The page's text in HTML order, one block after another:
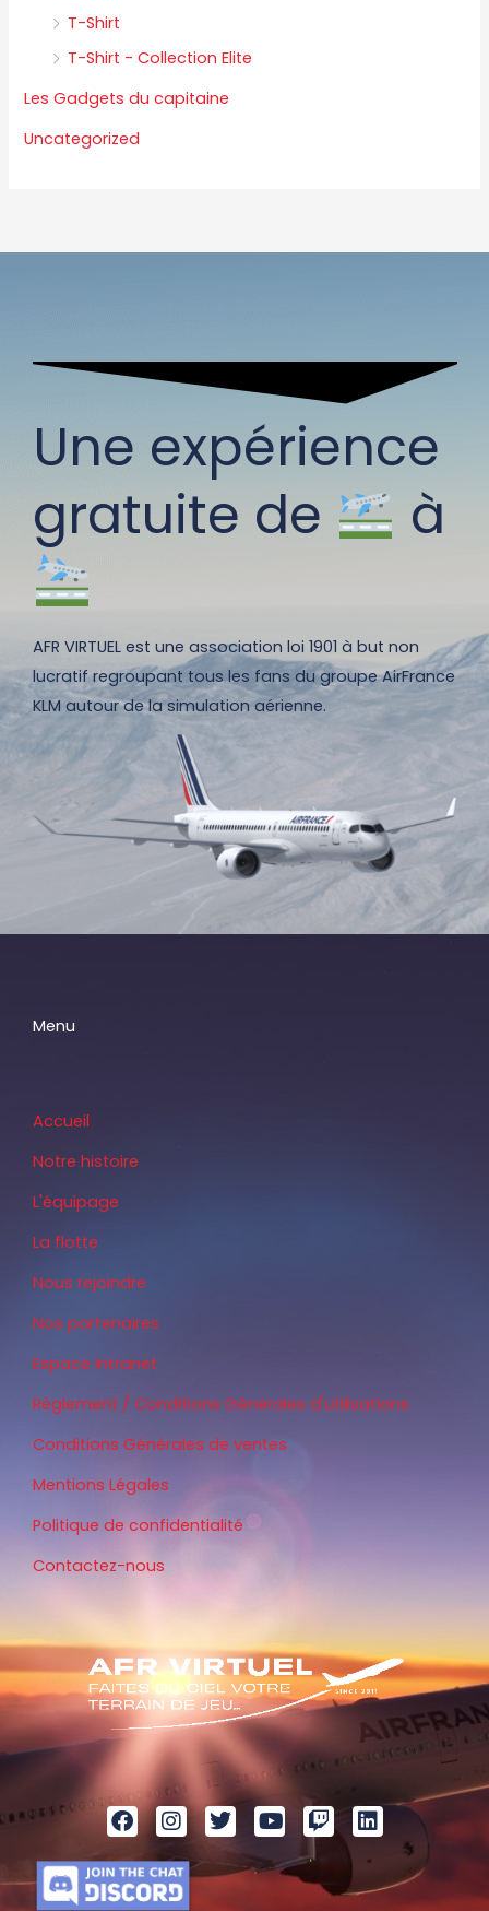
T-Shirt
T-Shirt - Collection Elite
Les Gadgets du capitaine
Uncategorized
Une expérience
gratuite de
à
AFR VIRTUEL est une association loi 1901 à but non
lucratif regroupant tous les fans du groupe AirFrance
KLM autour de la simulation aérienne.
Menu
Accueil
Notre histoire
L'équipage
La flotte
Nous rejoindre
Nos partenaires
Espace Intranet
Règlement / Conditions Générales d'utilisations
Conditions Générales de ventes
Mentions Légales
Politique de confidentialité
Contactez-nous